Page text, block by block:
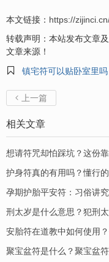
本文链接： https://
转载声明：本站发布文章
文章来源！

镇宅符可以贴卧室里吗
 上一篇
相关文章
想请符咒却怕踩坑？这份
护身符真的有用吗？懂行
孕期护胎平安符：习俗讲
刑太岁是什么意思？犯刑
安胎符在道教中如何使用
聚宝盆符是什么？聚宝盆